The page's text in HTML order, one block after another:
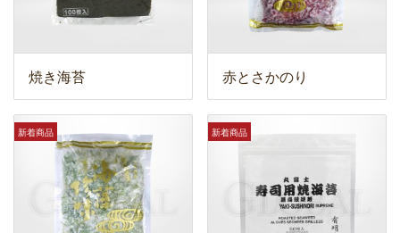
焼き海苔 赤とさかのり
新着商品 新着商品